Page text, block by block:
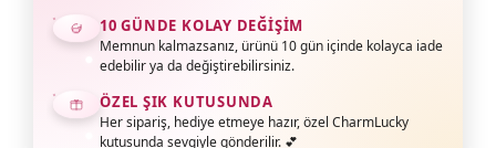
10 GÜNDE KOLAY DEĞIŞIM
Memnun kalmazsanız, ürünü 10 gün içinde kolayca iade
edebilir ya da değiştirebilirsiniz.
ÖZEL ŞIK KUTUSUNDA
Her sipariş, hediye etmeye hazır, özel CharmLucky
kutusunda sevgiyle gönderilir. 💕